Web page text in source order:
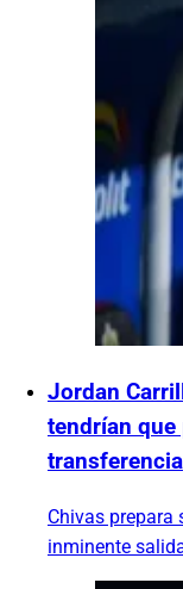
Jordan
tendrían que
transferencia
Chivas prepara
inminente